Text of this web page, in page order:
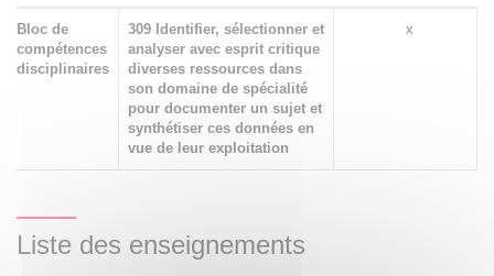
Bloc de
compétences
disciplinaires
309 Identifier, sélectionner et
analyser avec esprit critique
diverses ressources dans
son domaine de spécialité
pour documenter un sujet et
synthétiser ces données en
vue de leur exploitation
x
Liste des enseignements